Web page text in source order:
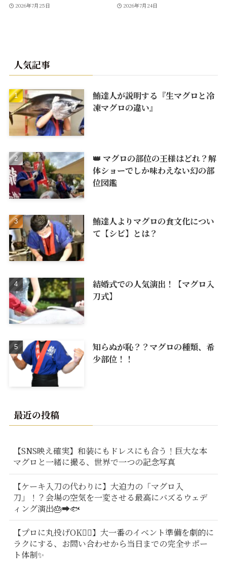
2026年7月25日 2026年7月24日
人気記事
鮪達人が説明する『生マグロと冷
凍マグロの違い』
👑 マグロの部位の王様はどれ？解
体ショーでしか味わえない幻の部
位図鑑
鮪達人よりマグロの食文化につい
て【シビ】とは？
結婚式での人気演出！【マグロ入
刀式】
知らぬが恥？？マグロの種類、希
少部位！！
最近の投稿
【SNS映え確実】和装にもドレスにも合う！巨大な本
マグロと一緒に撮る、世界で一つの記念写真
【ケーキ入刀の代わりに】大迫力の「マグロ入
刀」！？会場の空気を一変させる最高にバズるウェデ
ィング演出🎂➡️🐟
【プロに丸投げOK🙆‍♂️】大一番のイベント準備を劇的に
ラクにする、お問い合わせから当日までの完全サポー
ト体制✨